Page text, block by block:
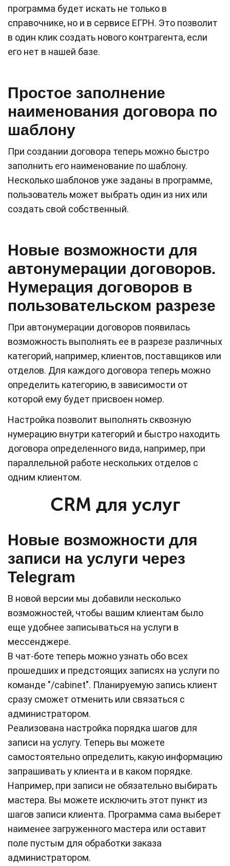
программа будет искать не только в
справочнике, но и в сервисе ЕГРН. Это позволит
в один клик создать нового контрагента, если
его нет в нашей базе.
Простое заполнение
наименования договора по
шаблону
При создании договора теперь можно быстро
заполнить его наименование по шаблону.
Несколько шаблонов уже заданы в программе,
пользователь может выбрать один из них или
создать свой собственный.
Новые возможности для
автонумерации договоров.
Нумерация договоров в
пользовательском разрезе
При автонумерации договоров появилась
возможность выполнять ее в разрезе различных
категорий, например, клиентов, поставщиков или
отделов. Для каждого договора теперь можно
определить категорию, в зависимости от
которой ему будет присвоен номер.
Настройка позволит выполнять сквозную
нумерацию внутри категорий и быстро находить
договора определенного вида, например, при
параллельной работе нескольких отделов с
одним клиентом.
CRM для услуг
Новые возможности для
записи на услуги через
Telegram
В новой версии мы добавили несколько
возможностей, чтобы вашим клиентам было
еще удобнее записываться на услуги в
мессенджере.
В чат-боте теперь можно узнать обо всех
прошедших и предстоящих записях на услуги по
команде "/cabinet". Планируемую запись клиент
сразу сможет отменить или связаться с
администратором.
Реализована настройка порядка шагов для
записи на услугу. Теперь вы можете
самостоятельно определить, какую информацию
запрашивать у клиента и в каком порядке.
Например, при записи не обязательно выбирать
мастера. Вы можете исключить этот пункт из
шагов записи клиента. Программа сама выберет
наименее загруженного мастера или оставит
поле пустым для обработки заказа
администратором.